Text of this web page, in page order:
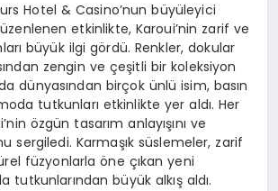
Hotel & Casino’nun büyüleyici
etkinlikte, Karoui’nin zarif ve
büyük ilgi gördü. Renkler, dokular
zengin ve çeşitli bir koleksiyon
dünyasından birçok ünlü isim, basın
tutkunları etkinlikte yer aldı. Her
özgün tasarım anlayışını ve
sergiledi. Karmaşık süslemeler, zarif
füzyonlarla öne çıkan yeni
tutkunlarından büyük alkış aldı.